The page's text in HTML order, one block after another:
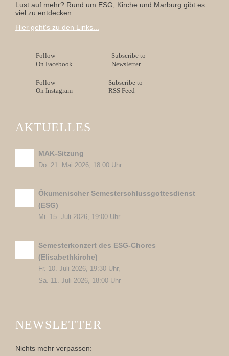
Lust auf mehr? Rund um ESG, Kirche und Marburg gibt es
viel zu entdecken:
Hier geht's zu den Links...
Follow
On Facebook
Subscribe to
Newsletter
Follow
On Instagram
Subscribe to
RSS Feed
AKTUELLES
MAK-Sitzung
Do. 21. Mai 2026, 18:00 Uhr
Ökumenischer Semesterschlussgottesdienst
(ESG)
Mi. 15. Juli 2026, 19:00 Uhr
Semesterkonzert des ESG-Chores
(Elisabethkirche)
Fr. 10. Juli 2026, 19:30 Uhr,
Sa. 11. Juli 2026, 18:00 Uhr
NEWSLETTER
Nichts mehr verpassen: